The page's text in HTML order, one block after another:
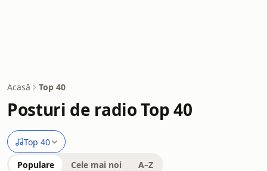
Acasă Top 40
Posturi de radio Top 40
Top 40
Populare Cele mai noi A–Z